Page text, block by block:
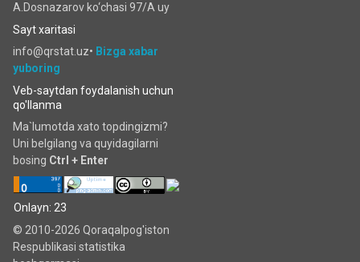
A.Dosnazarov ko‘chаsi 97/A uy
Sayt xaritasi
info@qrstat.uz• Bizga xabar
yuboring
Veb-saytdan foydalanish uchun
qo'llanma
Ma`lumotda xato topdingizmi?
Uni belgilang va quyidagilarni
bosing Ctrl + Enter
Onlayn: 23
© 2010-2026 Qoraqalpog'iston
Respublikasi statistika